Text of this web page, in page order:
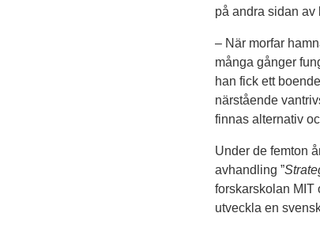
på andra sidan av
– När morfar
många gånger
han fick ett
närstående
finnas alternativ
Under de femton
avhandling ”
forskarskolan MIT
utveckla en